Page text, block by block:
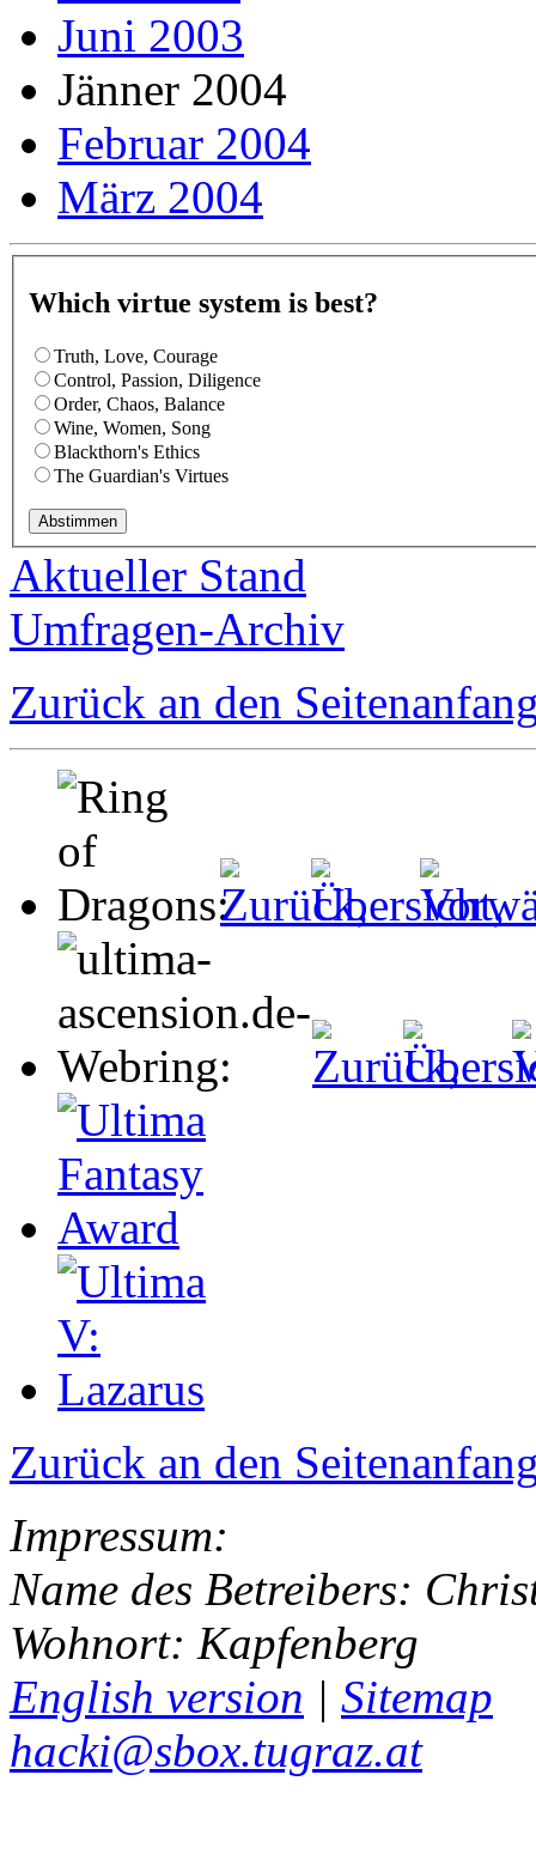
Juni 2003
Jänner 2004
Februar 2004
März 2004
Which virtue system is best?
Truth, Love, Courage
Control, Passion, Diligence
Order, Chaos, Balance
Wine, Women, Song
Blackthorn's Ethics
The Guardian's Virtues
Aktueller Stand
Umfragen-Archiv
Zurück an den
Zurück an den
Impressum:
Name des Betreibers:
Wohnort: Kapfenberg
English version | Sitemap
hacki@sbox.tugraz.at